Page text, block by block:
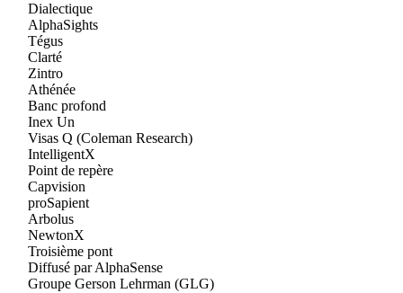
Dialectique
AlphaSights
Tégus
Clarté
Zintro
Athénée
Banc profond
Inex Un
Visas Q (Coleman Research)
IntelligentX
Point de repère
Capvision
proSapient
Arbolus
NewtonX
Troisième pont
Diffusé par AlphaSense
Groupe Gerson Lehrman (GLG)